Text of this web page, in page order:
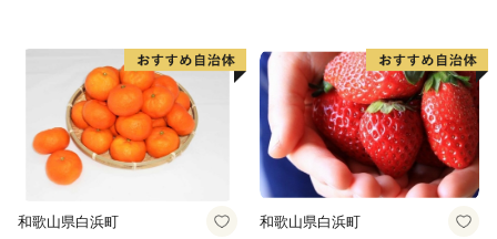
和歌山県白浜町 和歌山県白浜町